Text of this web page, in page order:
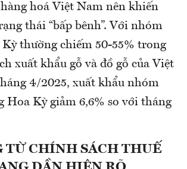
hoá Việt Nam nên khiến
thái “bấp bênh”. Với nhóm
thường chiếm 50-55% trong
xuất khẩu gỗ và đồ gỗ của Việt
4/2025, xuất khẩu nhóm
Hoa Kỳ giảm 6,6% so với tháng
TỪ CHÍNH SÁCH THUẾ